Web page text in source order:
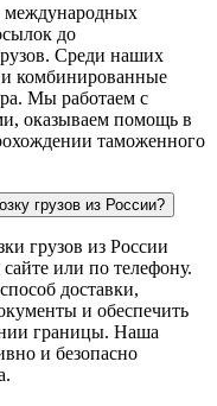
международных
до
Среди наших
комбинированные
Мы работаем с
оказываем помощь в
таможенного
грузов из России?
грузов из России
или по телефону.
доставки,
и обеспечить
границы. Наша
и безопасно